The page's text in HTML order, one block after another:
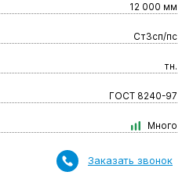
12 000 мм
Ст3сп/пс
тн.
ГОСТ 8240-97
Много
Заказать звонок